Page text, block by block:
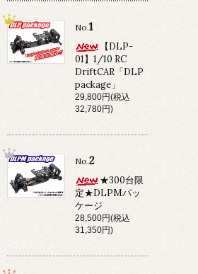
No.1
【DLP-
01】1/10 RC
DriftCAR「DLP
package」
29,800円(税込
32,780円)
No.2
★300台限
定★DLPMパッ
ケージ
28,500円(税込
31,350円)